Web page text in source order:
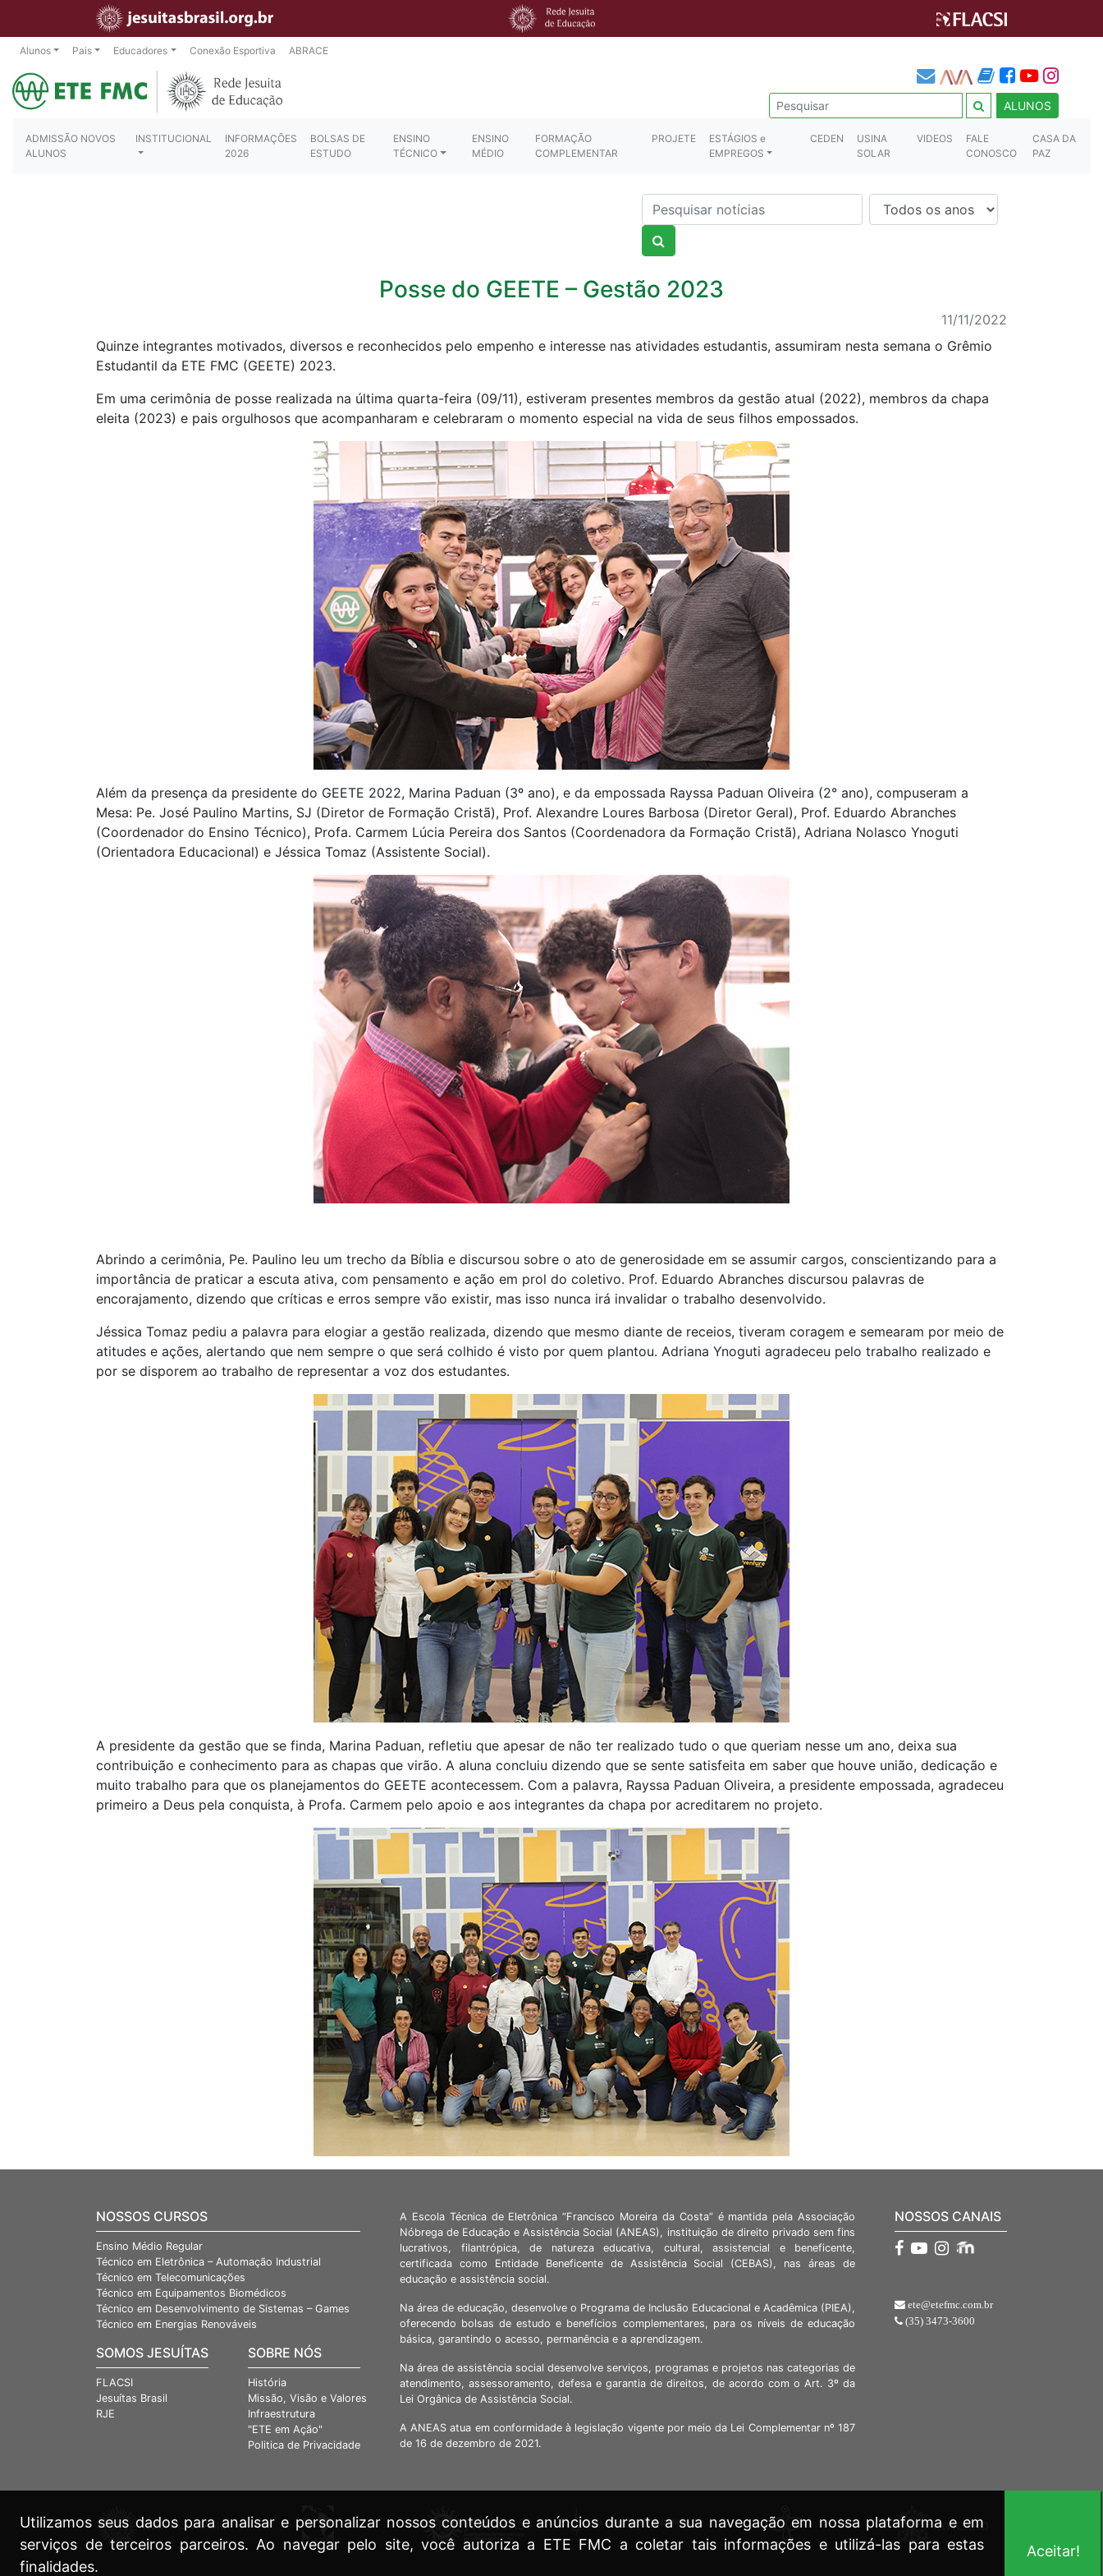
Alunos Pais Educadores Conexão Esportiva ABRACE
ALUNOS
ADMISSÃO NOVOS
ALUNOS
INSTITUCIONAL
INFORMAÇÕES
2026
BOLSAS DE
ESTUDO
ENSINO
TÉCNICO
ENSINO
MÉDIO
FORMAÇÃO
COMPLEMENTAR
PROJETE
ESTÁGIOS e
EMPREGOS
CEDEN
USINA
SOLAR
VIDEOS
FALE
CONOSCO
CASA DA
PAZ
Nome
Posse do GEETE – Gestão 2023
11/11/2022
Quinze integrantes motivados, diversos e reconhecidos pelo empenho e interesse nas atividades estudantis, assumiram nesta semana o Grêmio
Estudantil da ETE FMC (GEETE) 2023.
Em uma cerimônia de posse realizada na última quarta-feira (09/11), estiveram presentes membros da gestão atual (2022), membros da chapa
eleita (2023) e pais orgulhosos que acompanharam e celebraram o momento especial na vida de seus filhos empossados.
Além da presença da presidente do GEETE 2022, Marina Paduan (3º ano), e da empossada Rayssa Paduan Oliveira (2° ano), compuseram a
Mesa: Pe. José Paulino Martins, SJ (Diretor de Formação Cristã), Prof. Alexandre Loures Barbosa (Diretor Geral), Prof. Eduardo Abranches
(Coordenador do Ensino Técnico), Profa. Carmem Lúcia Pereira dos Santos (Coordenadora da Formação Cristã), Adriana Nolasco Ynoguti
(Orientadora Educacional) e Jéssica Tomaz (Assistente Social).
Abrindo a cerimônia, Pe. Paulino leu um trecho da Bíblia e discursou sobre o ato de generosidade em se assumir cargos, conscientizando para a
importância de praticar a escuta ativa, com pensamento e ação em prol do coletivo. Prof. Eduardo Abranches discursou palavras de
encorajamento, dizendo que críticas e erros sempre vão existir, mas isso nunca irá invalidar o trabalho desenvolvido.
Jéssica Tomaz pediu a palavra para elogiar a gestão realizada, dizendo que mesmo diante de receios, tiveram coragem e semearam por meio de
atitudes e ações, alertando que nem sempre o que será colhido é visto por quem plantou. Adriana Ynoguti agradeceu pelo trabalho realizado e
por se disporem ao trabalho de representar a voz dos estudantes.
A presidente da gestão que se finda, Marina Paduan, refletiu que apesar de não ter realizado tudo o que queriam nesse um ano, deixa sua
contribuição e conhecimento para as chapas que virão. A aluna concluiu dizendo que se sente satisfeita em saber que houve união, dedicação e
muito trabalho para que os planejamentos do GEETE acontecessem. Com a palavra, Rayssa Paduan Oliveira, a presidente empossada, agradeceu
primeiro a Deus pela conquista, à Profa. Carmem pelo apoio e aos integrantes da chapa por acreditarem no projeto.
NOSSOS CURSOS
Ensino Médio Regular
Técnico em Eletrônica – Automação Industrial
Técnico em Telecomunicações
Técnico em Equipamentos Biomédicos
Técnico em Desenvolvimento de Sistemas – Games
Técnico em Energias Renováveis
SOMOS JESUÍTAS
FLACSI
Jesuítas Brasil
RJE
SOBRE NÓS
História
Missão, Visão e Valores
Infraestrutura
"ETE em Ação"
Politica de Privacidade
A Escola Técnica de Eletrônica “Francisco Moreira da Costa” é mantida pela Associação
Nóbrega de Educação e Assistência Social (ANEAS), instituição de direito privado sem fins
lucrativos, filantrópica, de natureza educativa, cultural, assistencial e beneficente,
certificada como Entidade Beneficente de Assistência Social (CEBAS), nas áreas de
educação e assistência social.
Na área de educação, desenvolve o Programa de Inclusão Educacional e Acadêmica (PIEA),
oferecendo bolsas de estudo e benefícios complementares, para os níveis de educação
básica, garantindo o acesso, permanência e a aprendizagem.
Na área de assistência social desenvolve serviços, programas e projetos nas categorias de
atendimento, assessoramento, defesa e garantia de direitos, de acordo com o Art. 3º da
Lei Orgânica de Assistência Social.
A ANEAS atua em conformidade à legislação vigente por meio da Lei Complementar nº 187
de 16 de dezembro de 2021.
NOSSOS CANAIS
ete@etefmc.com.br
(35) 3473-3600
Utilizamos seus dados para analisar e personalizar nossos conteúdos e anúncios durante a sua navegação em nossa plataforma e em
serviços de terceiros parceiros. Ao navegar pelo site, você autoriza a ETE FMC a coletar tais informações e utilizá-las para estas
finalidades.
Aceitar!